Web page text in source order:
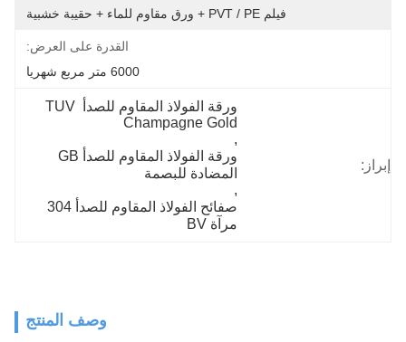
فيلم PVT / PE + ورق مقاوم للماء + حقيبة خشبية
القدرة على العرض:
6000 متر مربع شهريا
إبراز:
ورقة الفولاذ المقاوم للصدأ TUV
Champagne Gold
,
ورقة الفولاذ المقاوم للصدأ GB
المضادة للبصمة
,
صفائح الفولاذ المقاوم للصدأ 304
مرآة BV
وصف المنتج